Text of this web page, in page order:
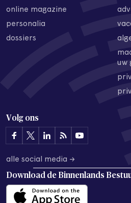
online magazine
personalia
dossiers
uw
Volg ons
alle social media →
Download de Binnenlands